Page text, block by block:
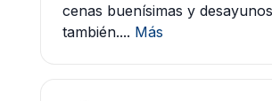
cenas buenísimas y desayunos
también.... Más